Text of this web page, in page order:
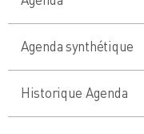
Agenda synthétique
Historique Agenda